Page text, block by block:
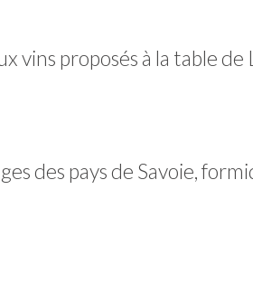
vins proposés à la table
des pays de Savoie,